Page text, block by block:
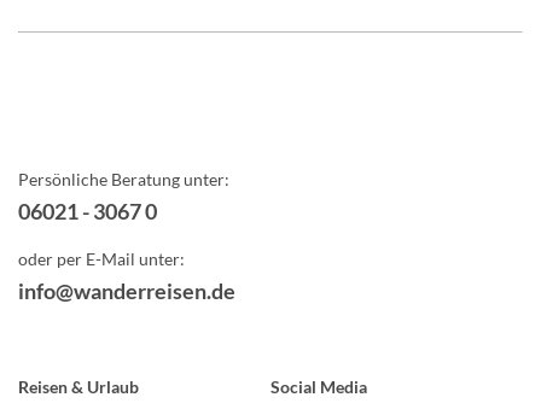
Persönliche Beratung unter:
06021 - 3067 0
oder per E-Mail unter:
info@wanderreisen.de
Reisen & Urlaub
Social Media